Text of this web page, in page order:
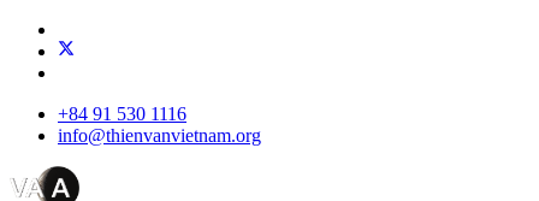
+84 91 530 1116
info@thienvanvietnam.org